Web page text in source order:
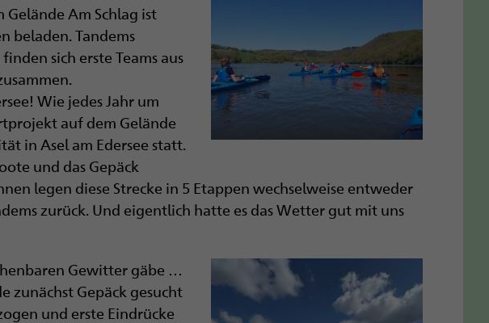
Am Schlag ist
beladen. Tandems
sich erste Teams aus
Wie jedes Jahr um
auf dem Gelände
in Asel am Edersee statt.
und das Gepäck
legen diese Strecke in 5 Etappen wechselweise entweder
zurück. Und eigentlich hatte es das Wetter gut mit uns
Gewitter gäbe …
zunächst Gepäck gesucht
und erste Eindrücke